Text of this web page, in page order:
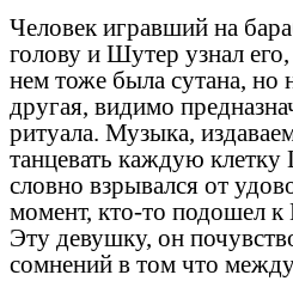
Человек игравший на
голову и Шутер узнал
нем тоже была сутана, но
другая, видимо
ритуала. Музыка,
танцевать каждую
словно взрывался от
момент, кто-то подошел
Эту девушку, он
сомнений в том что